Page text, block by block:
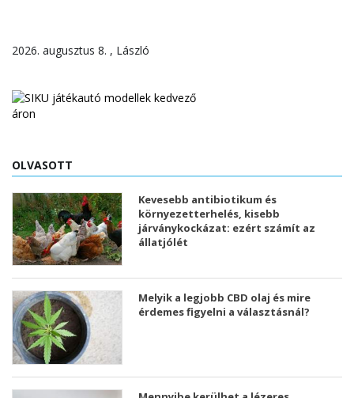
2026. augusztus 8. , László
OLVASOTT
Kevesebb antibiotikum és
környezetterhelés, kisebb
járványkockázat: ezért számít az
állatjólét
Melyik a legjobb CBD olaj és mire
érdemes figyelni a választásnál?